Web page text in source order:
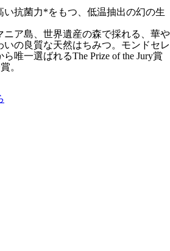
い抗菌力*をもつ、低温抽出の幻の生
ニア島、世界遺産の森で採れる、華や
の良質な天然はちみつ。モンドセレ
唯一選ばれるThe Prize of the Jury賞
。